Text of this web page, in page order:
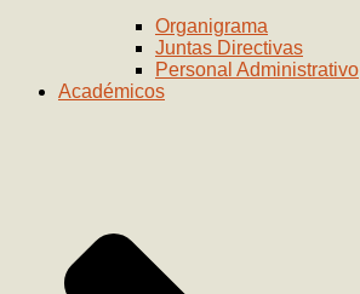
Organigrama
Juntas Directivas
Personal Administrativo
Académicos